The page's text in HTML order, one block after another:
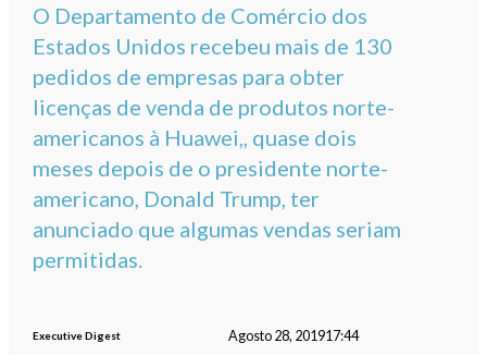
O Departamento de Comércio dos
Estados Unidos recebeu mais de 130
pedidos de empresas para obter
licenças de venda de produtos norte-
americanos à Huawei,, quase dois
meses depois de o presidente norte-
americano, Donald Trump, ter
anunciado que algumas vendas seriam
permitidas.
Executive Digest Agosto 28, 201917:44